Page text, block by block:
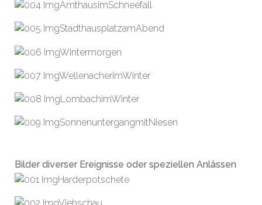
Bilder diverser Ereignisse oder speziellen Anlässen